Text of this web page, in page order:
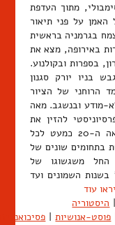
מתוך העדפת
האמן על פני תיאור
בגרמניה בראשית
באירופה, מצא את
בספרות ובקולנוע.
בניו יורק סגנון
הרוחני של הציור
מודע ובנשגב. מאה
להזין את
אווירת הפניקה והחרדה שליוותה את המאה ה-20 כמעט לכל
בתחומים שונים של
החל משגשוגו של
השמונים ועד
עוד
| היסטוריה
פוסט-אנושיות |